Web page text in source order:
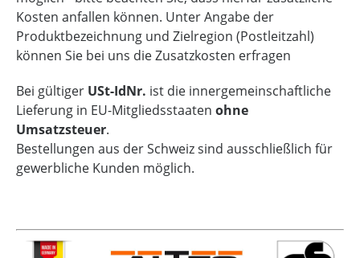
Kosten anfallen können. Unter Angabe der
Produktbezeichnung und Zielregion (Postleitzahl)
können Sie bei uns die Zusatzkosten erfragen
Bei gültiger USt-IdNr. ist die innergemeinschaftliche
Lieferung in EU-Mitgliedsstaaten ohne
Umsatzsteuer.
Bestellungen aus der Schweiz sind ausschließlich für
gewerbliche Kunden möglich.